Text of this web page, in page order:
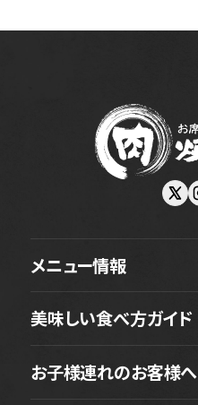
メニュー情報
美味しい食べ方ガイド
お子様連れのお客様へ